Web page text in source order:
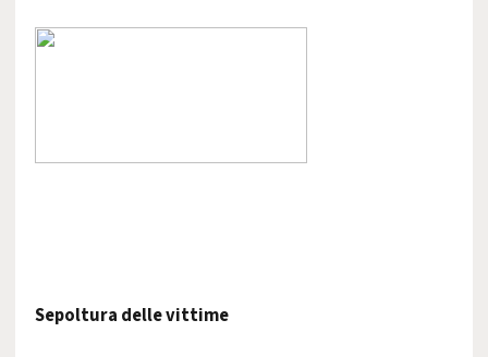
Sepoltura delle vittime